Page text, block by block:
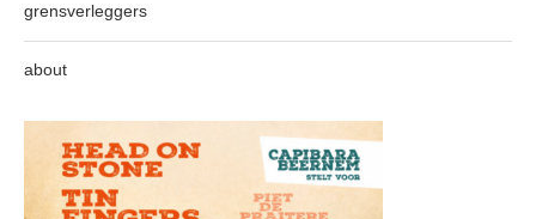
grensverleggers
about